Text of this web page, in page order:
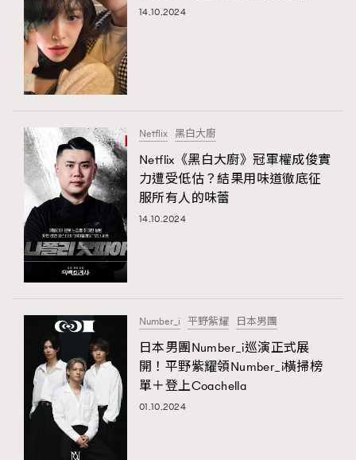
14.10.2024
Netflix 黑白大廚
Netflix《黑白大廚》冠軍權成俊實
力遭受低估？結果用味道徹底征
服所有人的味蕾
14.10.2024
Number_i 平野紫耀 日本男團
日本男團Number_i巡演正式展
開！平野紫耀領Number_i橫掃榜
單＋登上Coachella
01.10.2024